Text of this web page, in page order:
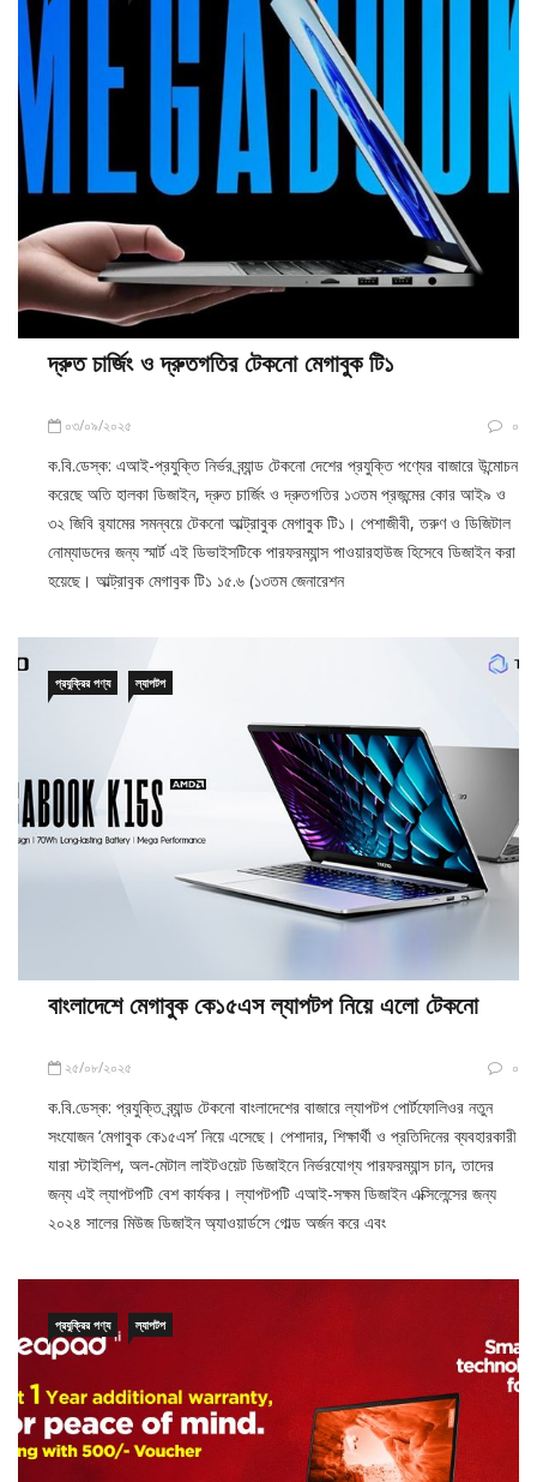
দ্রুত চার্জিং ও দ্রুতগতির টেকনো মেগাবুক টি১
০৩/০৯/২০২৫ ০
ক.বি.ডেস্ক: এআই-প্রযুক্তি নির্ভর ব্র্যান্ড টেকনো দেশের প্রযুক্তি পণ্যের বাজারে উন্মোচন
করেছে অতি হালকা ডিজাইন, দ্রুত চার্জিং ও দ্রুতগতির ১৩তম প্রজন্মের কোর আই৯ ও
৩২ জিবি র‍্যামের সমন্বয়ে টেকনো আল্ট্রাবুক মেগাবুক টি১। পেশাজীবী, তরুণ ও ডিজিটাল
নোম্যাডদের জন্য স্মার্ট এই ডিভাইসটিকে পারফরম্যান্স পাওয়ারহাউজ হিসেবে ডিজাইন করা
হয়েছে। আল্ট্রাবুক মেগাবুক টি১ ১৫.৬ (১৩তম জেনারেশন
প্রযুক্রির পণ্য ল্যাপটপ
বাংলাদেশে মেগাবুক কে১৫এস ল্যাপটপ নিয়ে এলো টেকনো
২৫/০৮/২০২৫ ০
ক.বি.ডেস্ক: প্রযুক্তি ব্র্যান্ড টেকনো বাংলাদেশের বাজারে ল্যাপটপ পোর্টফোলিওর নতুন
সংযোজন ‘মেগাবুক কে১৫এস’ নিয়ে এসেছে। পেশাদার, শিক্ষার্থী ও প্রতিদিনের ব্যবহারকারী
যারা স্টাইলিশ, অল-মেটাল লাইটওয়েট ডিজাইনে নির্ভরযোগ্য পারফরম্যান্স চান, তাদের
জন্য এই ল্যাপটপটি বেশ কার্যকর। ল্যাপটপটি এআই-সক্ষম ডিজাইন এক্সিলেন্সের জন্য
২০২৪ সালের মিউজ ডিজাইন অ্যাওয়ার্ডসে গোল্ড অর্জন করে এবং
প্রযুক্রির পণ্য ল্যাপটপ